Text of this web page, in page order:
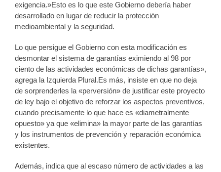
exigencia.»Esto es lo que este Gobierno debería haber
desarrollado en lugar de reducir la protección
medioambiental y la seguridad.
Lo que persigue el Gobierno con esta modificación es
desmontar el sistema de garantías eximiendo al 98 por
ciento de las actividades económicas de dichas garantías»,
agrega la Izquierda Plural.Es más, insiste en que no deja
de sorprenderles la «perversión» de justificar este proyecto
de ley bajo el objetivo de reforzar los aspectos preventivos,
cuando precisamente lo que hace es «diametralmente
opuesto» ya que «elimina» la mayor parte de las garantías
y los instrumentos de prevención y reparación económica
existentes.
Además, indica que al escaso número de actividades a las